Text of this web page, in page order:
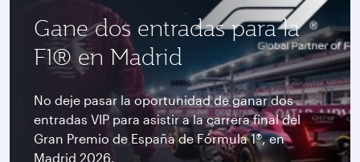
Gane dos entradas para la
F1® en Madrid
No deje pasar la oportunidad de ganar dos
entradas VIP para asistir a la carrera final del
Gran Premio de España de Fórmula 1®, en
Madrid 2026.